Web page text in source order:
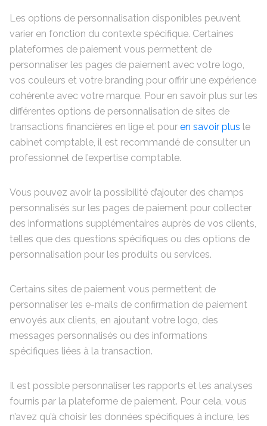
Les options de personnalisation disponibles peuvent
varier en fonction du contexte spécifique. Certaines
plateformes de paiement vous permettent de
personnaliser les pages de paiement avec votre logo,
vos couleurs et votre branding pour offrir une expérience
cohérente avec votre marque. Pour en savoir plus sur les
différentes options de personnalisation de sites de
transactions financières en lige et pour en savoir plus le
cabinet comptable, il est recommandé de consulter un
professionnel de l’expertise comptable.
Vous pouvez avoir la possibilité d’ajouter des champs
personnalisés sur les pages de paiement pour collecter
des informations supplémentaires auprès de vos clients,
telles que des questions spécifiques ou des options de
personnalisation pour les produits ou services.
Certains sites de paiement vous permettent de
personnaliser les e-mails de confirmation de paiement
envoyés aux clients, en ajoutant votre logo, des
messages personnalisés ou des informations
spécifiques liées à la transaction.
Il est possible personnaliser les rapports et les analyses
fournis par la plateforme de paiement. Pour cela, vous
n’avez qu’à choisir les données spécifiques à inclure, les